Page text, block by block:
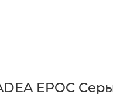
EPOC